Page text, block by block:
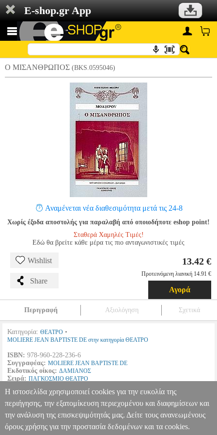
E-shop.gr App
Ο ΜΙΣΑΝΘΡΩΠΟΣ (BKS.0595046)
Αναμένεται νέα διαθεσιμότητα μετά τις 24-8
Χωρίς έξοδα αποστολής για παραλαβή από οποιοδήποτε eshop point!
Σταθερά Χαμηλές Τιμές!
Εδώ θα βρείτε κάθε μέρα τις πιο ανταγωνιστικές τιμές
Wishlist
Share
13.42 €
Προτεινόμενη λιανική 14.91 €
Αγορά
Περιγραφή Αξιολόγηση Σχετικά
Κατηγορία: ΘΕΑΤΡΟ •
MOLIERE JEAN BAPTISTE DE στην κατηγορία ΘΕΑΤΡΟ
ISBN: 978-960-228-236-6
Συγγραφέας: MOLIERE JEAN BAPTISTE DE
Εκδοτικός οίκος: ΔΑΜΙΑΝΟΣ
Σειρά: ΠΑΓΚΟΣΜΙΟ ΘΕΑΤΡΟ
Διαστάσεις:14Χ21
Ημερομηνία Έκδοσης: 2006
Ο ΜΙΣΑΝΘΡΩΠΟΣ BKS.0595046 BKS.0595046 MOLIERE JEAN
BAPTISTE DE MOLIERE JEAN BAPTISTE DE ΘΕΑΤΡΟ
Η ιστοσελίδα χρησιμοποιεί cookies για την ευκολία της
περιήγησης, την εξατομίκευση περιεχομένου και διαφημίσεων και
την ανάλυση της επισκεψιμότητάς μας. Δείτε τους ανανεωμένους
όρους χρήσης για την προστασία δεδομένων και τα cookies.